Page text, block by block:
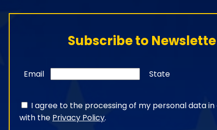
Subscribe to
Email State
I agree to the processing of my personal data
with the Privacy Policy.